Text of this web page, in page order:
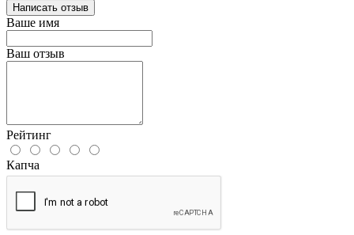
Написать отзыв
Ваше имя
Ваш отзыв
Рейтинг
Капча